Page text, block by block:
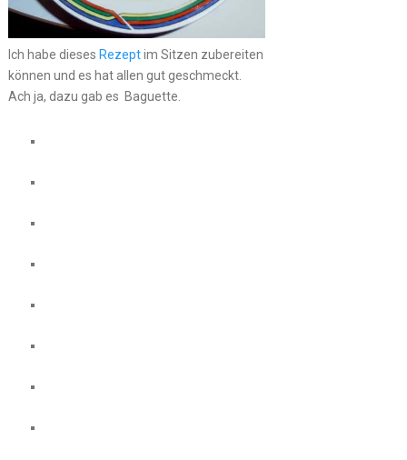
Ich habe dieses Rezeptim Sitzen zubereiten
können und es hat allen gut geschmeckt.
Ach ja, dazu gab es Baguette.